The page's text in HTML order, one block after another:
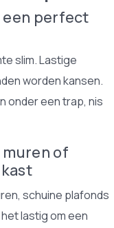
een perfect
slim. Lastige
worden kansen.
onder een trap, nis
muren of
schuine plafonds
lastig om een